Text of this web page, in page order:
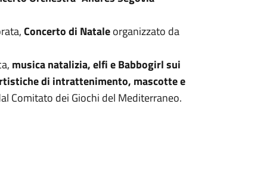
Concerto di Nataleorganizzato da
musica natalizia, elfi e Babbogirl sui
di intrattenimento, mascotte e
Comitato dei Giochi del Mediterraneo.